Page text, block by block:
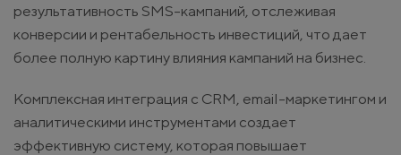
результативность SMS-кампаний, отслеживая
конверсии и рентабельность инвестиций, что дает
более полную картину влияния кампаний на бизнес.
Комплексная интеграция с CRM, email-маркетингом и
аналитическими инструментами создает
эффективную систему, которая повышает